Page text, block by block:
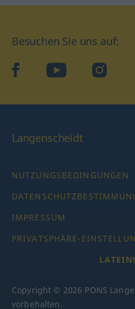
Besuchen Sie uns auf:
facebookYouTube
Langenscheidt
NUTZUNGSBEDINGUNGEN
IMPRESSUM
PRIVATSPHÄRE-
Copyright © 2026 PONS
vorbehalten.